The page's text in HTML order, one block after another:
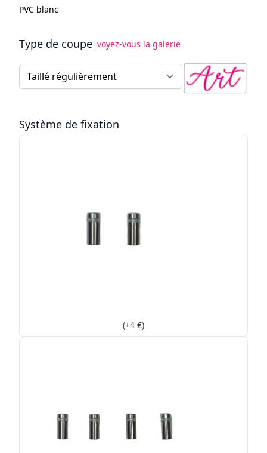
PVC blanc
Type de coupe voyez-vous la galerie
Type de coupe
Système de fixation
(+4 €)